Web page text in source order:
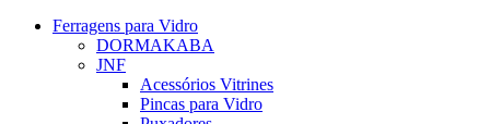
Ferragens para Vidro
DORMAKABA
JNF
Acessórios Vitrines
Pincas para Vidro